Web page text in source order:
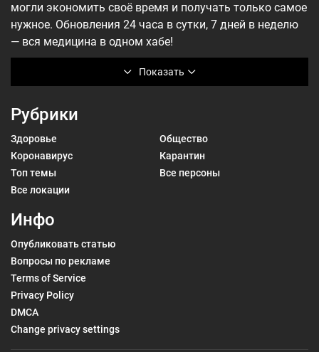
Показать
могли экономить своё время и получать только самое
нужное. Обновления 24 часа в сутки, 7 дней в неделю
— вся медицина в одном хабе!
Рубрики
Здоровье
Общество
Коронавирус
Карантин
Топ темы
Все персоны
Все локации
Инфо
Опубликовать статью
Вопросы по рекламе
Terms of Service
Privacy Policy
DMCA
Change privacy settings